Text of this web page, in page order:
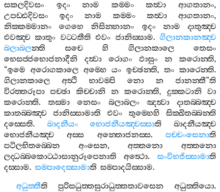
සකලදිවසං
ඉදං නාම කම‍්මං කත්‍වා ආගතානං,
උපඩ‍්ඪදිවසං
ඉදං නාම කම‍්මං කත්‍වා ආගතානං,
නික‍්කම‍්මානං
ගෙහෙ නිසින‍්නානං ඉදං නාම
දාතුඤ‍්ච
එවඤ‍්ච කාතුං වට‍්ටතීති එවං ජානිස‍්සාම.ගිලානකානඤ‍්ච
බලාබලන‍්ති සචෙ හි ගිලානකාලෙ
තෙසං
භෙසජ‍්ජභොජනාදීනි
දත්‍වා රොගං ඵාසුං න කරොන‍්ති,
“ඉමෙ අරොගකාලෙ අම‍්හෙ යං ඉච‍්ඡන‍්ති, තං කාරෙන‍්ති.
ගිලානකාලෙ
අත්‍ථි භාවම‍්පි නො න ජානන‍්තී”ති
විරත‍්තරූපා පච‍්ඡා කිච‍්චානි න කරොන‍්ති, දුක‍්කටානි
වා
කරොන‍්ති.තස‍්මා නෙසං බලාබලං ඤත්‍වා
දාතබ‍්බඤ‍්ච
කාතබ‍්බඤ‍්ච
ජානිස‍්සාමාති එවං තුම‍්හෙහි
සික‍්ඛිතබ‍්බන‍්ති
දස‍්සෙති. ඛාදනීයං භොජනීයඤ‍්චස‍්සාති
ඛාදනීයඤ‍්ච
භොජනීයඤ‍්ච
අස‍්ස අන‍්තොජනස‍්ස.පච‍්චංසෙනාති
පටිලභිතබ‍්බෙන
අංසෙන,අත‍්තනො
අත‍්තනො
ලද‍්ධබ‍්බකොට‍්ඨාසානුරූපෙනාති
අත්‍ථො. සංවිභජිස‍්සාමාති
දස‍්සාම. සම‍්පාදෙස‍්සාමාති සම‍්පාදයිස‍්සාම.
අධුත‍්තීති පුරිසධුත‍්තසුරාධුත‍්තතාවසෙන අධුත‍්තියො.